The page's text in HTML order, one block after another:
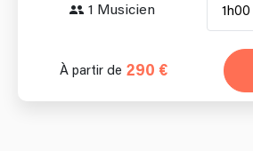
1 Musicien 1h00
À partir de 290 €